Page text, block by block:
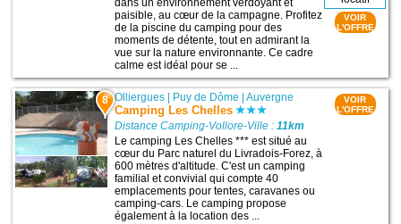
dans un environnement verdoyant et
paisible, au cœur de la campagne. Profitez
de la piscine du camping pour des
moments de détente, tout en admirant la
vue sur la nature environnante. Ce cadre
calme est idéal pour se ...
VOIR
L'OFFRE
8 Olliergues Puy de Dôme |Auvergne
Camping Les Chelles
Distance Camping-Vollore-Ville :11km
Le camping Les Chelles *** est situé au
cœur du Parc naturel du Livradois-Forez, à
600 mètres d'altitude. C'est un camping
familial et convivial qui compte 40
emplacements pour tentes, caravanes ou
camping-cars. Le camping propose
également à la location des ...
VOIR
L'OFFRE